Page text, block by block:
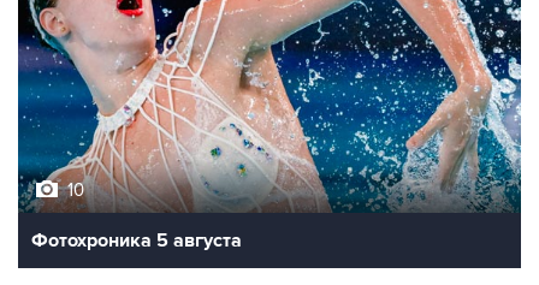
10
Фотохроника 5 августа